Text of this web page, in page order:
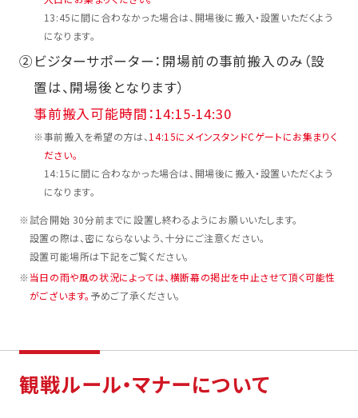
13:45に間に合わなかった場合は、開場後に搬入・設置いただくよう
になります。
② ビジターサポーター：開場前の事前搬入のみ（設
置は、開場後となります）
事前搬入可能時間：14:15-14:30
※事前搬入を希望の方は、 14:15にメインスタンドCゲートにお集まりく
ださい。
14:15に間に合わなかった場合は、開場後に搬入・設置いただくよう
になります。
※試合開始 30分前までに設置し終わるようにお願いいたします。
設置の際は、密にならないよう、十分にご注意ください。
設置可能場所は下記をご覧ください。
※当日の雨や風の状況によっては、横断幕の掲出を中止させて頂く可能性
がございます。 予めご了承ください。
観戦ルール・マナーについて